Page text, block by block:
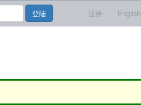
登陆 注册 English